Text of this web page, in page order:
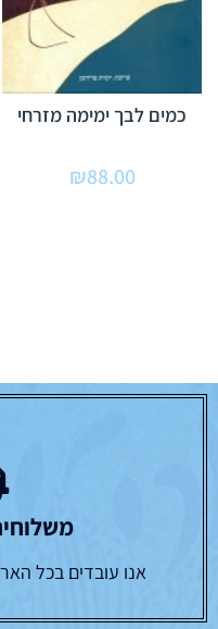
כמים לבך ימימה מזרחי
₪88.00
אנו עובדים בכל